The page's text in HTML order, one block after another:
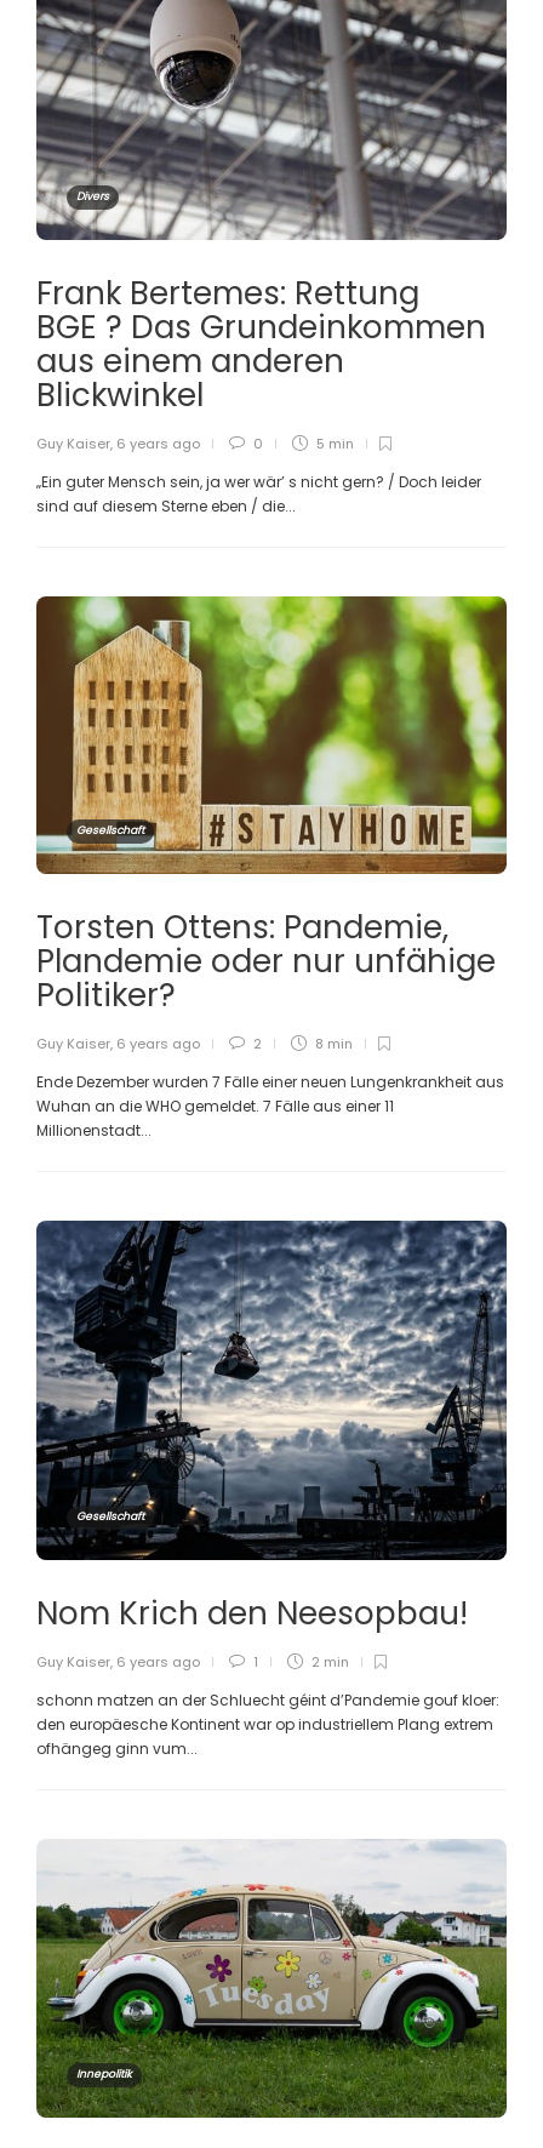
Divers
Frank Bertemes: Rettung
BGE ? Das Grundeinkommen
aus einem anderen
Blickwinkel
Guy Kaiser, 6 years ago 0 5 min
„Ein guter Mensch sein, ja wer wär’ s nicht gern? / Doch leider
sind auf diesem Sterne eben / die...
Gesellschaft
Torsten Ottens: Pandemie,
Plandemie oder nur unfähige
Politiker?
Guy Kaiser, 6 years ago 2 8 min
Ende Dezember wurden 7 Fälle einer neuen Lungenkrankheit aus
Wuhan an die WHO gemeldet. 7 Fälle aus einer 11
Millionenstadt...
Gesellschaft
Nom Krich den Neesopbau!
Guy Kaiser, 6 years ago 1 2 min
schonn matzen an der Schluecht géint d’Pandemie gouf kloer:
den europäesche Kontinent war op industriellem Plang extrem
ofhängeg ginn vum...
Innepolitik